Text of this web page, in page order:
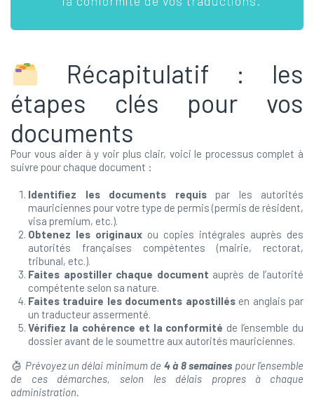
Récapitulatif : les
étapes clés pour vos
documents
Pour vous aider à y voir plus clair, voici le processus complet à
suivre pour chaque document :
Identifiez les documents requispar les autorités
mauriciennes pour votre type de permis (permis de résident,
visa premium, etc.).
Obtenez les originaux ou copies intégrales auprès des
autorités françaises compétentes (mairie, rectorat,
tribunal, etc.).
Faites apostiller chaque document auprès de l’autorité
compétente selon sa nature.
Faites traduire les documents apostillésen anglais par
un traducteur assermenté.
Vérifiez la cohérence et la conformité de l’ensemble du
dossier avant de le soumettre aux autorités mauriciennes.
Prévoyez un délai minimum de 4 à 8 semaines pour l’ensemble
de ces démarches, selon les délais propres à chaque
administration.